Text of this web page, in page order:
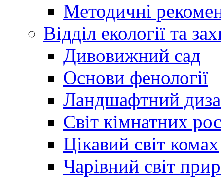
Методичні
Відділ екології та
Дивовижний сад
Основи фенології
Ландшафтний
Світ кімнатних
Цікавий світ комах
Чарівний світ